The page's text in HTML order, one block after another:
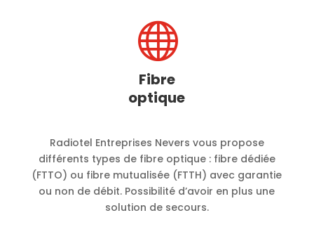

Fibre
optique
Radiotel Entreprises Nevers vous propose
différents types de fibre optique : fibre dédiée
(FTTO) ou fibre mutualisée (FTTH) avec garantie
ou non de débit. Possibilité d’avoir en plus une
solution de secours.